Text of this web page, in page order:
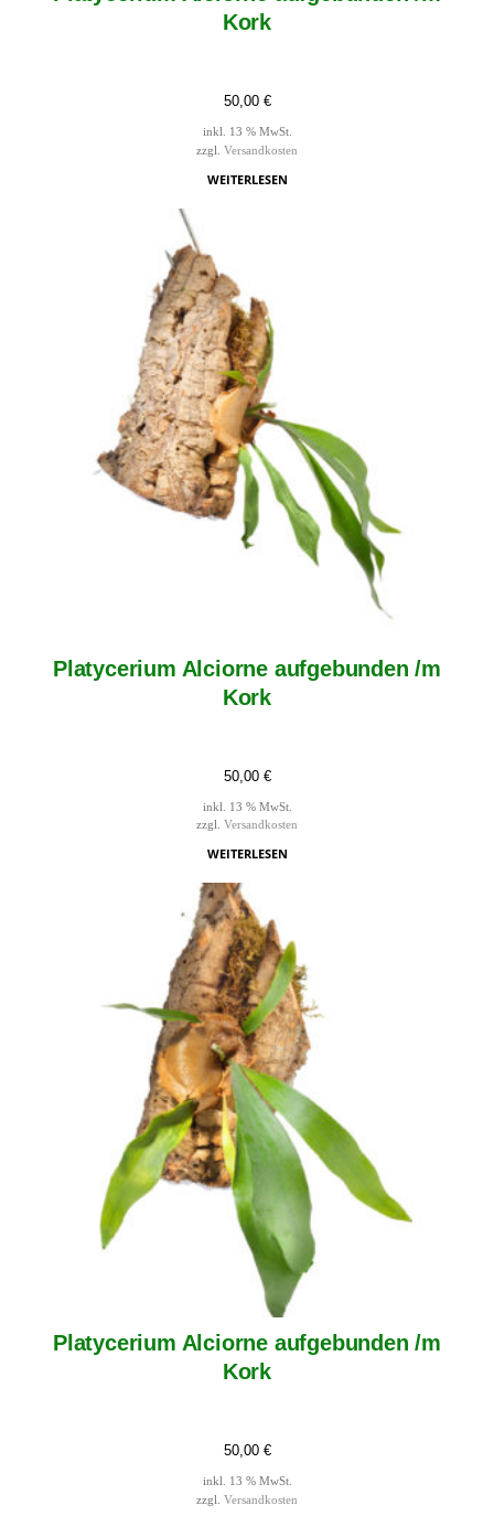
Kork
50,00 €
inkl. 13 % MwSt.
zzgl. Versandkosten
WEITERLESEN
Platycerium Alciorne aufgebunden /m
Kork
50,00 €
inkl. 13 % MwSt.
zzgl. Versandkosten
WEITERLESEN
Platycerium Alciorne aufgebunden /m
Kork
50,00 €
inkl. 13 % MwSt.
zzgl. Versandkosten